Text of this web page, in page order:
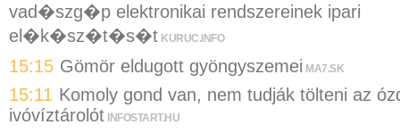
vad�szg�p elektronikai rendszereinek ipari
el�k�sz�t�s�t KURUC.INFO
15:15 Gömör eldugott gyöngyszemei MA7.SK
15:11 Komoly gond van, nem tudják tölteni az
ivóvíztárolót INFOSTART.HU